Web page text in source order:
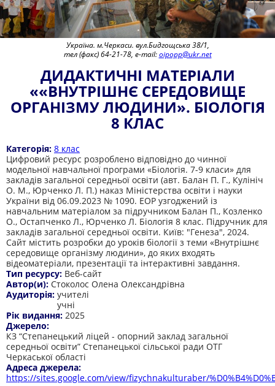
Україна. м.Черкаси. вул.Бидгощська 38/1,
тел (факс) 64-21-78, e-mail:oipopp@ukr.net
ДИДАКТИЧНІ МАТЕРІАЛИ
««ВНУТРІШНЄ СЕРЕДОВИЩЕ
ОРГАНІЗМУ ЛЮДИНИ». БІОЛОГІЯ
8 КЛАС
Категорія: 8 клас
Цифровий ресурс розроблено відповідно до чинної
модельної навчальної програми «Біологія. 7-9 класи» для
закладів загальної середньої освіти (авт. Балан П. Г., Кулініч
О. М., Юрченко Л. П.) наказ Міністерства освіти і науки
України від 06.09.2023 № 1090. ЕОР узгоджений із
навчальним матеріалом за підручником Балан П., Козленко
О., Остапченко Л., Юрченко Л. Біологія 8 клас. Підручник для
закладів загальної середньої освіти. Київ: "Генеза", 2024.
Сайт містить розробки до уроків біології з теми «Внутрішнє
середовище організму людини», до яких входять
відеоматеріали, презентації та інтерактивні завдання.
Тип ресурсу: Веб-сайт
Автор(и): Стоколос Олена Олександрівна
Аудиторія: учителі
учні
Рік видання: 2025
Джерело:
КЗ “Степанецький ліцей - опорний заклад загальної
середньої освіти” Степанецької сільської ради ОТГ
Черкаської області
Адреса джерела:
https://sites.google.com/view/fizychnakulturaber/